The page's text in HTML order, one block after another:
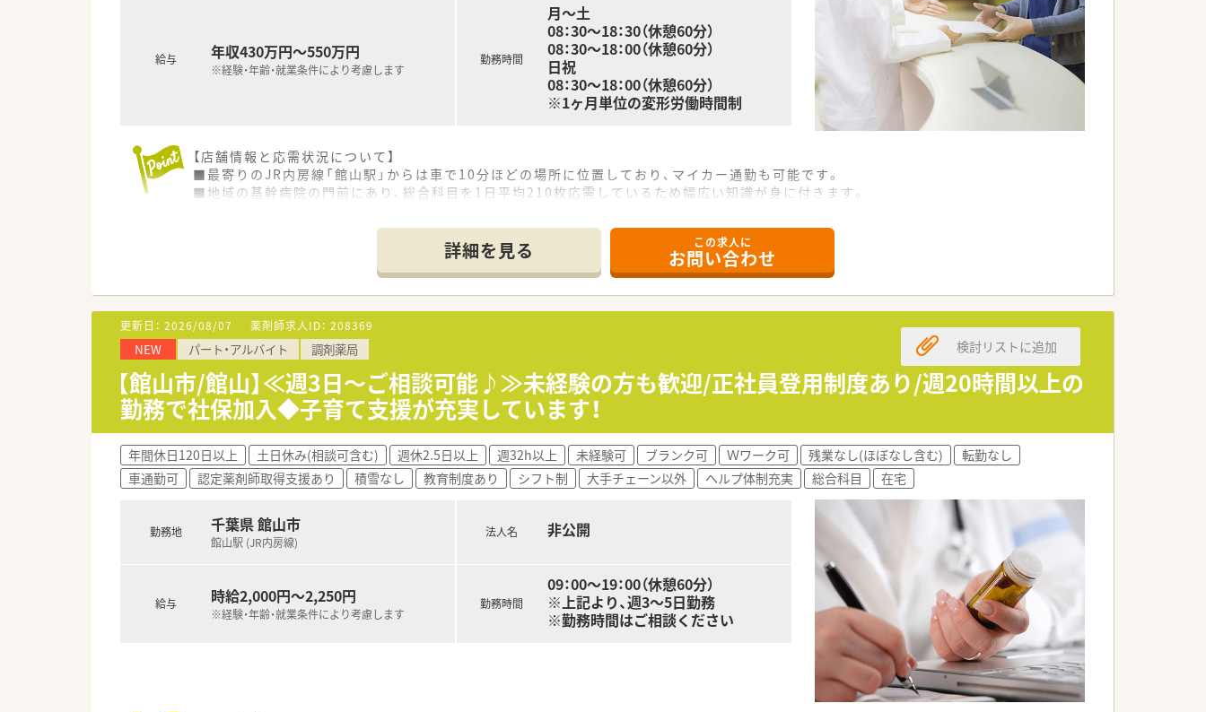
給与 年収430万円～550万円
※経験・年齢・就業条件により考慮します
勤務時間
月～土
08：30～18：30（休憩60分）
08：30～18：00（休憩60分）
日祝
08：30～18：00（休憩60分）
※1ヶ月単位の変形労働時間制
【店舗情報と応需状況について】
■最寄りのJR内房線「館山駅」からは車で10分ほどの場所に位置しており、マイカー通勤も可能です。
■地域の基幹病院の門前にあり、総合科目を1日平均210枚応需しているため幅広い知識が身に付きます。
■関西圏を中心に全国で約75店舗を展開しており、安定した経営基盤を築いている調剤薬局グループです。
■医療モール型や総合病院門前への出店が多く、親会社が医療コンサルタントのため経営が安定しています。
■「全従業員と家族の幸せを追求する」を理念に掲げ、働きやすさを第一に考えた環境づくりをしています。
【勤務実態について】
■年間休日は121日と充実しており、夏季休暇2日、年末年始休暇4日も取得できる環境が整っています。
■残業代は1分単位で支給されるためサービス残業は一切なく、働いた分は正当に評価され還元されます。
■ご本人の合意がない異動や応援勤務は一切なく、ライフプランに合わせた働き方ができる職場です。
【想定される業務内容】
■総合科目の処方箋に対応するため、調剤から監査、服薬指導といった一連の薬剤師業務を担当します。
■個人宅や施設への在宅業務にも携わっていただくことで、地域医療に深く貢献できるやりがいがあります。
■多様な処方に触れる機会が豊富にあるため、薬剤師としてのスキルを着実に向上させることができます。
詳細を見る この求人に
お問い合わせ
更新日： 2026/08/07 薬剤師求人ID： 208369
NEW パート・アルバイト 調剤薬局
【館山市/館山】≪週3日～ご相談可能♪≫未経験の方も歓迎/正社員登用制度あり/週20時間以上の
勤務で社保加入◆子育て支援が充実しています！
検討リストに追加
年間休日120日以上 土日休み(相談可含む) 週休2.5日以上 週32h以上 未経験可 ブランク可 Ｗワーク可 残業なし(ほぼなし含む)
転勤なし
車通勤可
認定薬剤師取得支援あり 積雪なし 教育制度あり シフト制 大手チェーン以外 ヘルプ体制充実 総合科目 在宅
勤務地 千葉県 館山市
館山駅 (JR内房線)
給与 時給2,000円～2,250円
※経験・年齢・就業条件により考慮します
法人名 非公開
勤務時間
09：00～19：00（休憩60分）
※上記より、週3～5日勤務
※勤務時間はご相談ください